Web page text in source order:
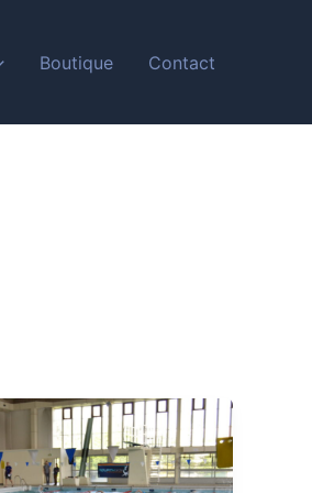
Boutique Contact